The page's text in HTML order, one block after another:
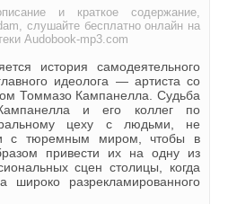
и краткое содержание,
слушайте бесплатно онлайн на
Audobook-mp3.com
история самодеятельного
идеолога — артиста со
Томмазо Кампанелла. Судьба
и его коллег по
цеху с людьми, не
с тюремным миром, чтобы в
привести их на одну из
сцен столицы, когда
широко разрекламированного